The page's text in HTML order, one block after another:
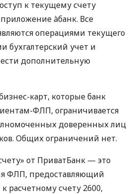
к текущему счету
àбанк. Все
операциями текущего
бухгалтерский учет и
дополнительную
карт, которые банк
ФЛП, ограничивается
доверенных лиц
Общих ограничений нет.
от ПриватБанк — это
ФЛП, предоставляющий
расчетному счету 2600,